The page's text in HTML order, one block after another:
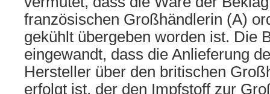
französischen Großhändlerin (A)
gekühlt übergeben worden ist. Die
eingewandt, dass die Anlieferung
Hersteller über den britischen
erfolgt ist, der den Impfstoff zur